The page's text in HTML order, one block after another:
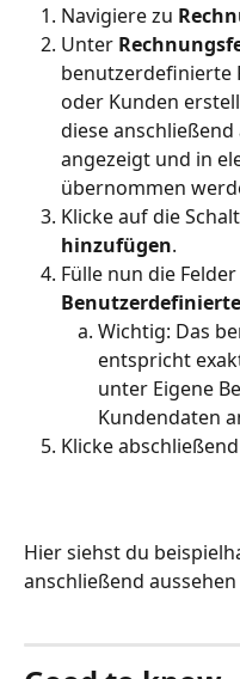
Navigiere zu
Unter
benutzerdefinierte
oder Kunden
diese anschließend
angezeigt und in
übernommen
Klicke auf die
hinzufügen.
Fülle nun die Felder
Wichtig: Das
entspricht
unter Eigene
Kundendaten
Klicke
Hier siehst du
anschließend